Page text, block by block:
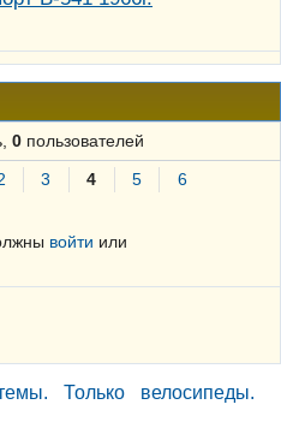
0пользователей
3 4 5
6
войти или
Только велосипеды.